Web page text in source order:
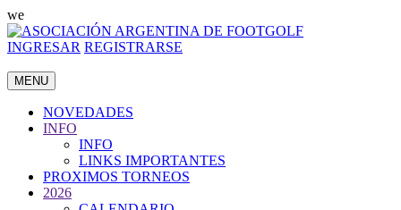
we
INGRESAR REGISTRARSE
MENU
NOVEDADES
INFO
INFO
LINKS IMPORTANTES
PROXIMOS TORNEOS
2026